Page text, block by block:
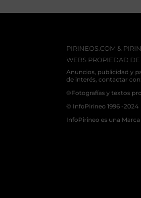
PIRINEOS.COM &
WEBS PROPIEDAD DE
Anuncios, publicidad y
de interés, contactar
©Fotografías y textos
© InfoPirineo 1996 -2024
InfoPirineo es una